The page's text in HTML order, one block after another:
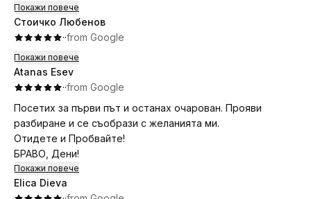
Покажи повече
Стоичко Любенов
··from Google
Покажи повече
Atanas Esev
··from Google
Посетих за първи път и останах очарован. Прояви
разбиране и се съобрази с желанията ми.
Отидете и Пробвайте!
БРАВО, Дени!
Покажи повече
Elica Dieva